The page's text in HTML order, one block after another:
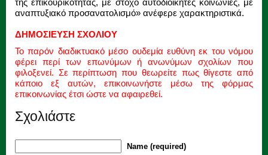
αναπτυξιακό προσανατολισμό» ανέφερε χαρακτηριστικά.
ΔΗΜΟΣΙΕΥΣΗ ΣΧΟΛΙΟΥ
Το παρόν διαδικτυακό μέσο ουδεμία ευθύνη εκ του νόμου
φέρει περί των επωνύμων ή ανωνύμων σχολίων που
φιλοξενεί. Σε περίπτωση που θεωρείτε πως θίγεστε από
κάποιο εξ αυτών, επικοινωνήστε μέσω της φόρμας
επικοινωνίας έτσι ώστε να αφαιρεθεί.
Σχολιάστε
Name (required)